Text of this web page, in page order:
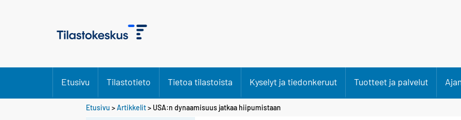
Etusivu Tilastotieto Tietoa tilastoista Kyselyt ja tiedonkeruut Tuotteet ja palvelut
Etusivu >Artikkelit> USA:n dynaamisuus jatkaa hiipumistaan